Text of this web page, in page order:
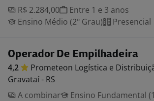
R$ 2.284,00
Entre 1 e 3 anos
Ensino Médio (2º Grau)
Presencial
Operador De Empilhadeira
4,2 Prometeon Logística e
Gravataí - RS
A combinar
Ensino Fundamental